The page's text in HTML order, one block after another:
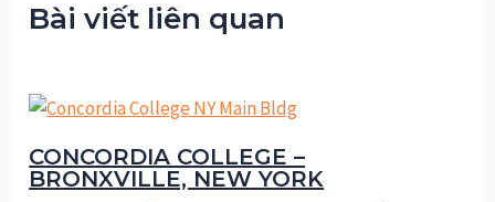
Bài viết liên quan
CONCORDIA COLLEGE –
BRONXVILLE, NEW YORK